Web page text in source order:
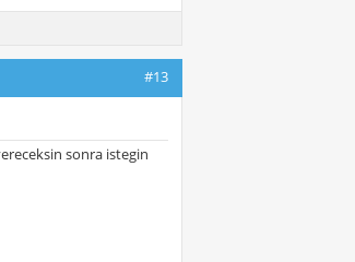
#13
sonra istegin